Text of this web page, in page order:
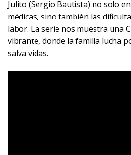
Julito (Sergio Bautista) no solo
médicas, sino también las
labor. La serie nos muestra una
vibrante, donde la familia lucha
salva vidas.